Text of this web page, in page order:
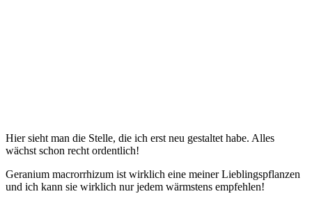
Hier sieht man die Stelle, die ich erst neu gestaltet habe. Alles
wächst schon recht ordentlich!
Geranium macrorrhizum ist wirklich eine meiner Lieblingspflanzen
und ich kann sie wirklich nur jedem wärmstens empfehlen!